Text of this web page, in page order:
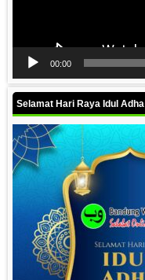
00:00
Selamat Hari Raya Idul Adha